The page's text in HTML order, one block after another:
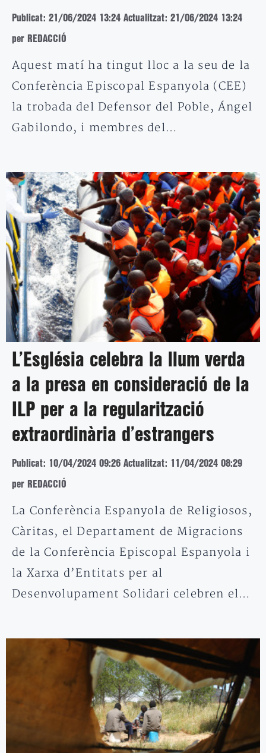
Publicat: 21/06/2024 13:24 Actualitzat: 21/06/2024 13:24
per REDACCIÓ
Aquest matí ha tingut lloc a la seu de la
Conferència Episcopal Espanyola (CEE)
la trobada del Defensor del Poble, Ángel
Gabilondo, i membres del…
L’Església celebra la llum verda
a la presa en consideració de la
ILP per a la regularització
extraordinària d’estrangers
Publicat: 10/04/2024 09:26 Actualitzat: 11/04/2024 08:29
per REDACCIÓ
La Conferència Espanyola de Religiosos,
Càritas, el Departament de Migracions
de la Conferència Episcopal Espanyola i
la Xarxa d’Entitats per al
Desenvolupament Solidari celebren el…